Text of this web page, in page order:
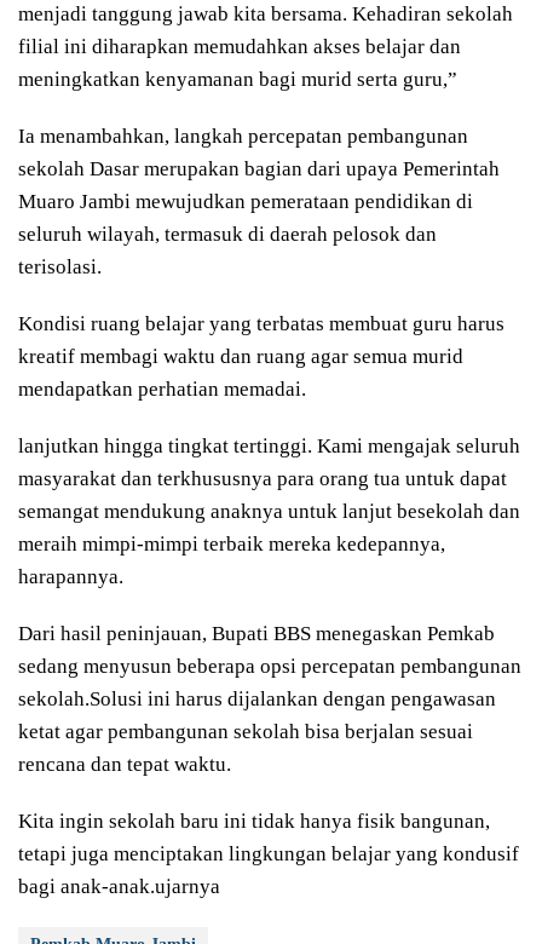
menjadi tanggung jawab kita bersama. Kehadiran sekolah
filial ini diharapkan memudahkan akses belajar dan
meningkatkan kenyamanan bagi murid serta guru,”
Ia menambahkan, langkah percepatan pembangunan
sekolah Dasar merupakan bagian dari upaya Pemerintah
Muaro Jambi mewujudkan pemerataan pendidikan di
seluruh wilayah, termasuk di daerah pelosok dan
terisolasi.
Kondisi ruang belajar yang terbatas membuat guru harus
kreatif membagi waktu dan ruang agar semua murid
mendapatkan perhatian memadai.
lanjutkan hingga tingkat tertinggi. Kami mengajak seluruh
masyarakat dan terkhususnya para orang tua untuk dapat
semangat mendukung anaknya untuk lanjut besekolah dan
meraih mimpi-mimpi terbaik mereka kedepannya,
harapannya.
Dari hasil peninjauan, Bupati BBS menegaskan Pemkab
sedang menyusun beberapa opsi percepatan pembangunan
sekolah.Solusi ini harus dijalankan dengan pengawasan
ketat agar pembangunan sekolah bisa berjalan sesuai
rencana dan tepat waktu.
Kita ingin sekolah baru ini tidak hanya fisik bangunan,
tetapi juga menciptakan lingkungan belajar yang kondusif
bagi anak-anak.ujarnya